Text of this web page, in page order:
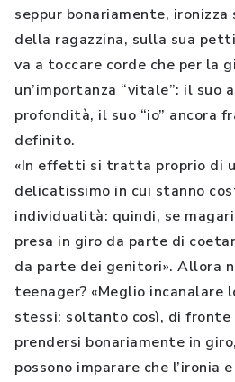
seppur bonariamente,
della ragazzina, sulla sua
va a toccare corde che per la
un’importanza “vitale”: il suo
profondità, il suo “io” ancora
definito.
«In effetti si tratta proprio di
delicatissimo in cui stanno
individualità: quindi, se
presa in giro da parte di
da parte dei genitori». Allora
teenager? «Meglio incanalare
stessi: soltanto così, di fronte
prendersi bonariamente in
possono imparare che l’ironia